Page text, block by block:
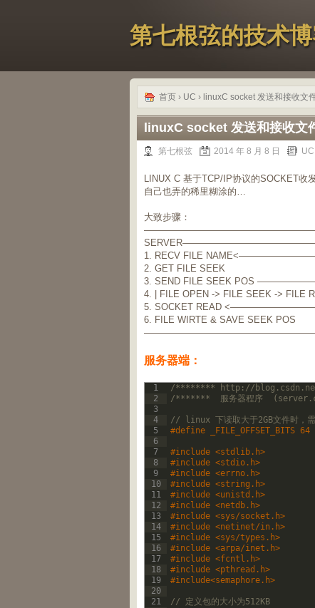
第七根弦的技术
首页 › UC › linuxC socket 发送和接收文
linuxC socket 发送和接收文
第七根弦 2014 年 8 月 8 日 UC
LINUX C 基于TCP/IP协议的SOCKET收
自己也弄的稀里糊涂的…
大致步骤：
SERVER
1. RECV FILE
2. GET FILE SEEK
3. SEND FILE SEEK POS
4. |
FILE OPEN -> FILE SEEK -> FILE
5. SOCKET READ
6. FILE WIRTE & SAVE SEEK POS
服务器端：
1
2
3
4
5
6
7
8
9
10
11
12
13
14
15
16
17
18
19
20
21
/******** http://
/*******  服务器程序
// linux 下读取大于2GB文件时，
#define _FILE_OFFSET_BITS 64
#include <stdlib.h>
#include <stdio.h>
#include <errno.h>
#include <string.h>
#include <unistd.h>
#include <netdb.h>
#include <sys/socket.h>
#include <netinet/in.h>
#include <sys/types.h>
#include <arpa/inet.h>
#include <fcntl.h>
#include <pthread.h>
#include<semaphore.h>
// 定义包的大小为512KB